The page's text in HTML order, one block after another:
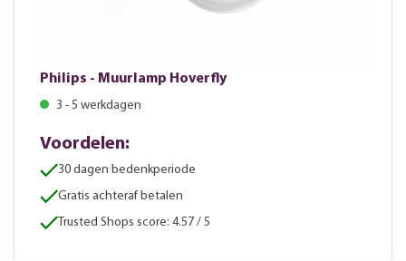
Philips - Muurlamp Hoverfly
3 - 5 werkdagen
Voordelen:
30 dagen bedenkperiode
Gratis achteraf betalen
Trusted Shops score: 4.57 / 5